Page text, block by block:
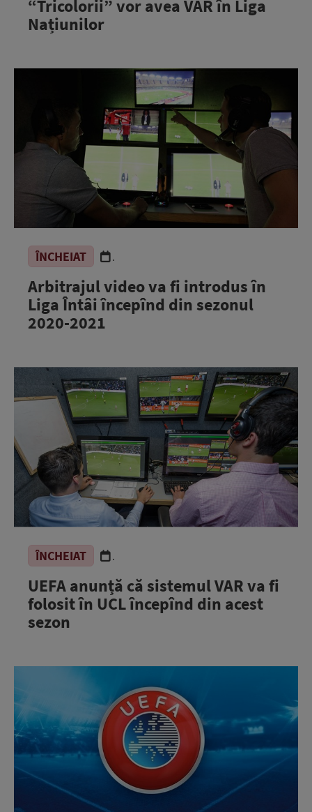
“Tricolorii” vor avea VAR în Liga
Națiunilor
ÎNCHEIAT .
Arbitrajul video va fi introdus în
Liga Întâi începînd din sezonul
2020-2021
ÎNCHEIAT .
UEFA anunță că sistemul VAR va fi
folosit în UCL începînd din acest
sezon